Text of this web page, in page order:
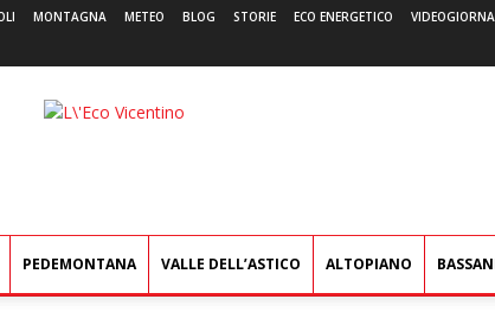
MONTAGNA METEO BLOG STORIE ECO ENERGETICO
L'Eco
PEDEMONTANA VALLE DELL’ASTICO ALTOPIANO